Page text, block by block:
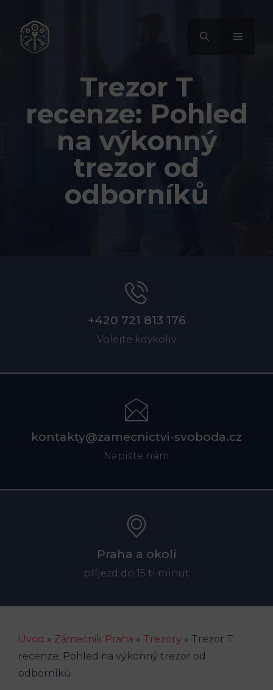
obsah
MENU
Trezor T
recenze: Pohled
na výkonný
trezor od
odborníků
+420 721 813 176
Volejte kdykoliv
kontakty@zamecnictvi-svoboda.cz
Napište nám
Praha a okolí
příjezd do 15 ti minut
Úvod » Zámečnik Praha » Trezory » Trezor T
recenze: Pohled na výkonný trezor od
odborníků